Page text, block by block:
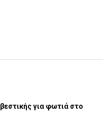
για φωτιά στο